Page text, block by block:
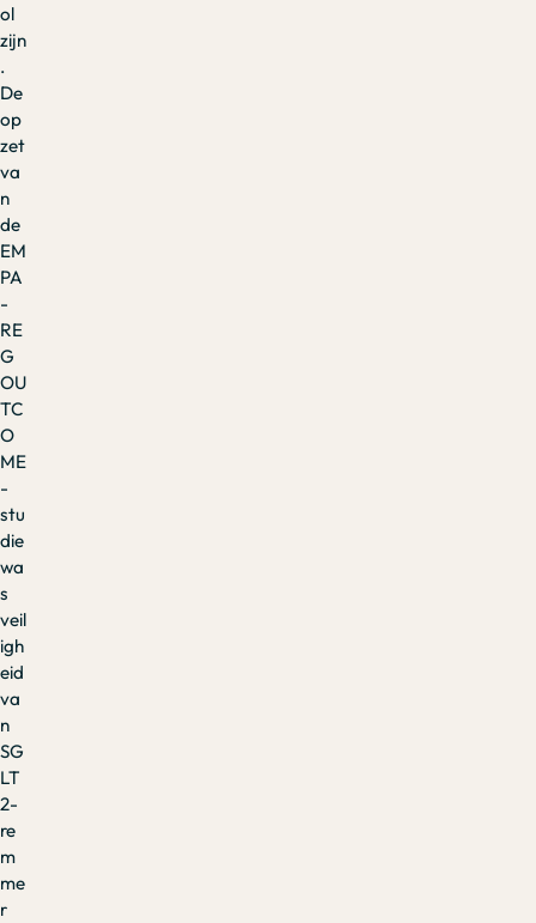
ol
zijn
.
De
op
zet
va
n
de
EM
PA
-
RE
G
OU
TC
O
ME
-
stu
die
wa
s
veil
igh
eid
va
n
SG
LT
2-
re
m
me
r